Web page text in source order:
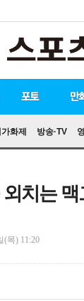
화제 방송·TV
치는
(목) 11:20